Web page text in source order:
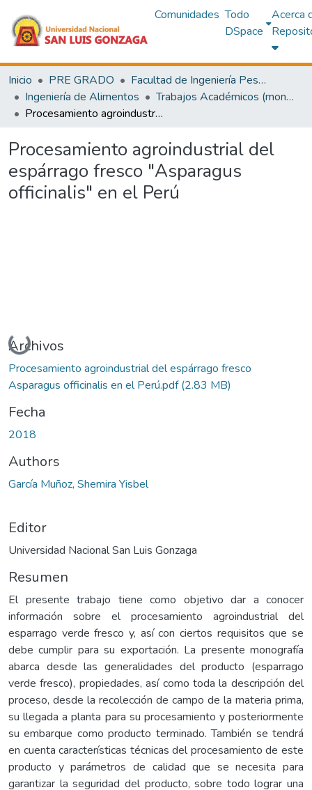
Comunidades Todo
DSpace
Acerca
Inicio PRE GRADO
Facultad de Ingeniería Pesquera y de Alimentos
Ingeniería de Alimentos
Trabajos Académicos (monografías)
Procesamiento agroindustrial del espárrago fresco "Asparagus officinalis" en el Perú
Procesamiento agroindustrial del
espárrago fresco "Asparagus
officinalis" en el Perú
Cargando...
Archivos
Procesamiento agroindustrial del espárrago fresco
Asparagus officinalis en el Perú.pdf(2.83 MB)
Fecha
2018
Authors
García Muñoz, Shemira Yisbel
Editor
Universidad Nacional San Luis Gonzaga
Resumen
El presente trabajo tiene como objetivo dar a conocer
información sobre el procesamiento agroindustrial del
esparrago verde fresco y, así con ciertos requisitos que se
debe cumplir para su exportación. La presente monografía
abarca desde las generalidades del producto (esparrago
verde fresco), propiedades, así como toda la descripción del
proceso, desde la recolección de campo de la materia prima,
su llegada a planta para su procesamiento y posteriormente
su embarque como producto terminado. También se tendrá
en cuenta características técnicas del procesamiento de este
producto y parámetros de calidad que se necesita para
garantizar la seguridad del producto, sobre todo lograr una